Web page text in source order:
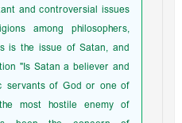
and controversial issues
among philosophers,
is the issue of Satan, and
"Is Satan a believer and
servants of God or one of
most hostile enemy of